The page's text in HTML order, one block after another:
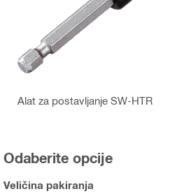
Alat za postavljanje SW-HTR
Odaberite opcije
Veličina pakiranja